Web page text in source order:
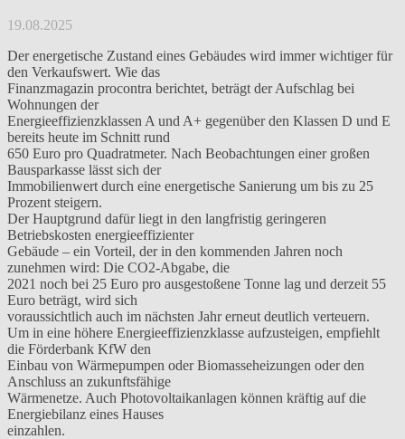
19.08.2025
Der energetische Zustand eines Gebäudes wird immer wichtiger für
den Verkaufswert. Wie das
Finanzmagazin procontra berichtet, beträgt der Aufschlag bei
Wohnungen der
Energieeffizienzklassen A und A+ gegenüber den Klassen D und E
bereits heute im Schnitt rund
650 Euro pro Quadratmeter. Nach Beobachtungen einer großen
Bausparkasse lässt sich der
Immobilienwert durch eine energetische Sanierung um bis zu 25
Prozent steigern.
Der Hauptgrund dafür liegt in den langfristig geringeren
Betriebskosten energieeffizienter
Gebäude – ein Vorteil, der in den kommenden Jahren noch
zunehmen wird: Die CO2-Abgabe, die
2021 noch bei 25 Euro pro ausgestoßene Tonne lag und derzeit 55
Euro beträgt, wird sich
voraussichtlich auch im nächsten Jahr erneut deutlich verteuern.
Um in eine höhere Energieeffizienzklasse aufzusteigen, empfiehlt
die Förderbank KfW den
Einbau von Wärmepumpen oder Biomasseheizungen oder den
Anschluss an zukunftsfähige
Wärmenetze. Auch Photovoltaikanlagen können kräftig auf die
Energiebilanz eines Hauses
einzahlen.